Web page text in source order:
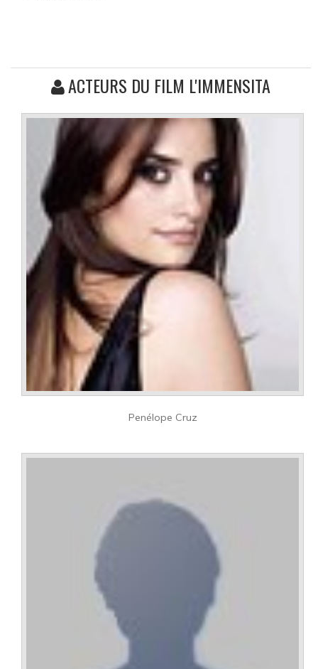
ACTEURS DU FILM L'IMMENSITA
Penélope Cruz